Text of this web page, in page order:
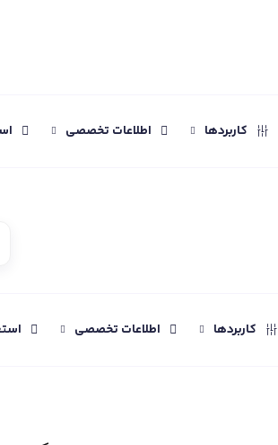
کاربردها اطلاعات تخصصی
کاربردها اطلاعات تخصصی